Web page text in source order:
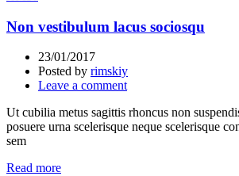
Non vestibulum lacus sociosqu
23/01/2017
Posted by rimskiy
Leave a comment
Ut cubilia metus sagittis rhoncus non
posuere urna scelerisque neque scelerisque
sem
Read more